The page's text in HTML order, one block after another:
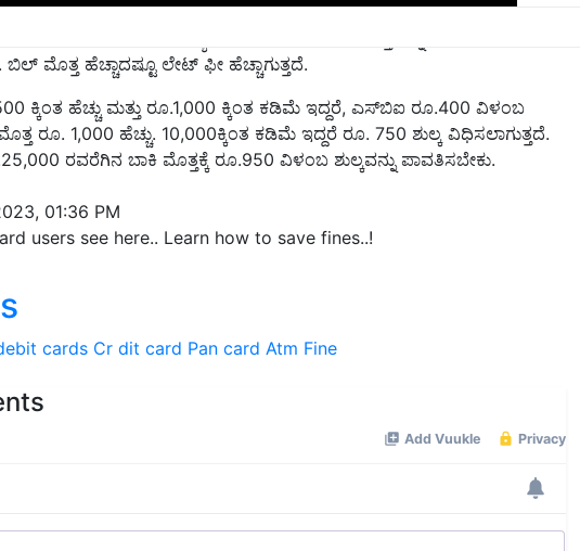
ಕಾರ್ಡ್ ವಿತರಕರು ಸಾಮಾನ್ಯವಾಗಿ ಬಾಕಿ ಉಳಿದಿರುವ ಮೊತ್ತವನ್ನು ಆಧರಿಸಿ ತಡವಾಗಿ
ಮೊತ್ತ ಹೆಚ್ಚಾದಷ್ಟೂ ಲೇಟ್ ಫೀ ಹೆಚ್ಚಾಗುತ್ತದೆ.
ಕ್ಕಿಂತ ಹೆಚ್ಚು ಮತ್ತು ರೂ.1,000 ಕ್ಕಿಂತ ಕಡಿಮೆ ಇದ್ದರೆ, ಎಸ್‌ಬಿಐ ರೂ.400 ವಿಳಂಬ
ರೂ. 1,000 ಹೆಚ್ಚು. 10,000ಕ್ಕಿಂತ ಕಡಿಮೆ ಇದ್ದರೆ ರೂ. 750 ಶುಲ್ಕ ವಿಧಿಸಲಾಗುತ್ತದೆ.
ರವರೆಗಿನ ಬಾಕಿ ಮೊತ್ತಕ್ಕೆ ರೂ.950 ವಿಳಂಬ ಶುಲ್ಕವನ್ನು ಪಾವತಿಸಬೇಕು.
users see here.. Learn how to save fines..!
cards